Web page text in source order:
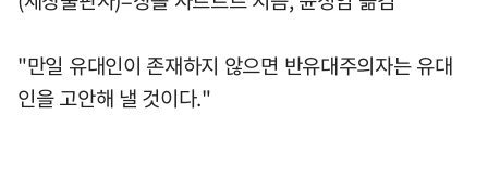
"만일 유대인이 존재하지 않으면 반유대주의자는 유대
인을 고안해 낼 것이다."